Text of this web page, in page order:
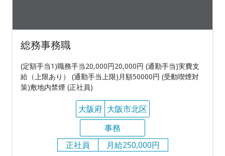
総務事務職
(定額手当1)職務手当20,000円20,000円 (通勤手当)実費支
給（上限あり） (通勤手当上限)月額50000円 (受動喫煙対
策)敷地内禁煙 (正社員)
大阪府 大阪市北区
事務
正社員
月給250,000円